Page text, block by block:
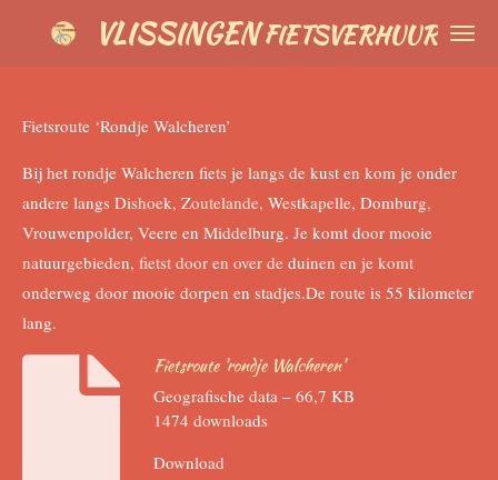
VLISSINGENFIETSVERHUUR
Fietsroute ‘Rondje Walcheren’
Bij het rondje Walcheren fiets je langs de kust en kom je onder
andere langs Dishoek, Zoutelande, Westkapelle, Domburg,
Vrouwenpolder, Veere en Middelburg. Je komt door mooie
natuurgebieden, fietst door en over de duinen en je komt
onderweg door mooie dorpen en stadjes.De route is 55 kilometer
lang.
Fietsroute 'rondje Walcheren'
Geografische data – 66,7 KB
1474 downloads
Download